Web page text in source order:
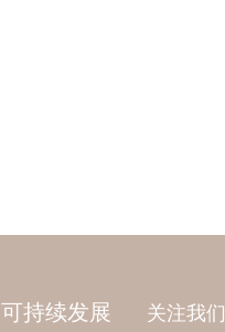
可持续发展 关注我们